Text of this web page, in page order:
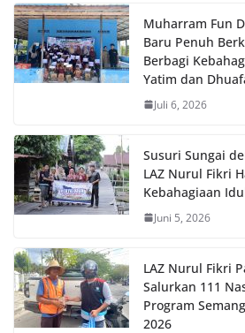
Muharram Fun
Baru Penuh
Berbagi
Yatim dan
Juli 6, 2026
Susuri Sungai
LAZ Nurul Fikri
Kebahagiaan
Juni 5, 2026
LAZ Nurul Fikri
Salurkan 111
Program
2026